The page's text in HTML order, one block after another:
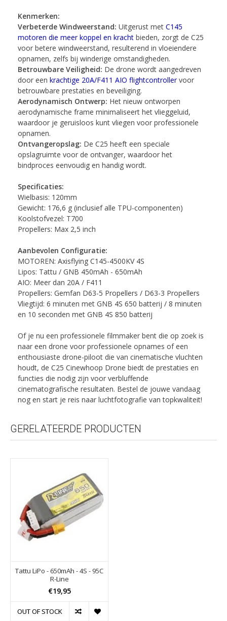
Kenmerken:
Verbeterde Windweerstand: Uitgerust met C145
motoren die meer koppel en kracht bieden, zorgt de C25
voor betere windweerstand, resulterend in vloeiendere
opnamen, zelfs bij winderige omstandigheden.
Betrouwbare Veiligheid: De drone wordt aangedreven
door een krachtige 20A/F411 AIO flightcontrollervoor
betrouwbare prestaties en beveiliging.
Aerodynamisch Ontwerp: Het nieuw ontworpen
aerodynamische frame minimaliseert het vlieggeluid,
waardoor je geruisloos kunt vliegen voor professionele
opnamen.
Ontvangeropslag: De C25 heeft een speciale
opslagruimte voor de ontvanger, waardoor het
bindproces eenvoudig en handig wordt.
Specificaties:
Wielbasis: 120mm
Gewicht: 176,6 g (inclusief alle TPU-componenten)
Koolstofvezel: T700
Propellers: Max 2,5 inch
Aanbevolen Configuratie:
MOTOREN: Axisflying C145-4500KV 4S
Lipos: Tattu / GNB 450mAh - 650mAh
AIO: Meer dan 20A / F411
Propellers: Gemfan D63-5 Propellers / D63-3 Propellers
Vliegtijd: 6 minuten met GNB 4S 650 batterij / 8 minuten
en 10 seconden met GNB 4S 850 batterij
Of je nu een professionele filmmaker bent die op zoek is
naar een drone voor professionele opnames of een
enthousiaste drone-piloot die van cinematische vluchten
houdt, de C25 Cinewhoop Drone biedt de prestaties en
functies die nodig zijn voor verbluffende
cinematografische resultaten. Bestel de jouwe vandaag
nog en start je reis naar luchtfotografie van topkwaliteit!
GERELATEERDE PRODUCTEN
Tattu LiPo - 650mAh - 4S - 95C
R-Line
€19,95
OUT OF STOCK